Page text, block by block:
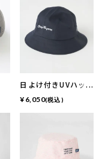
日よけ付きUVハッ
ト
¥ 6,050(税込)